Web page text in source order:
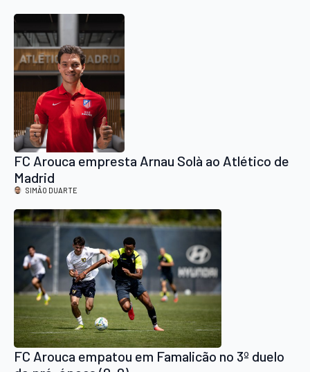
FC Arouca empresta Arnau Solà ao Atlético de
Madrid
SIMÃO DUARTE
FC Arouca empatou em Famalicão no 3º duelo